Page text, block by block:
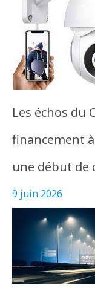
Les échos du
financement
une début de
9 juin 2026